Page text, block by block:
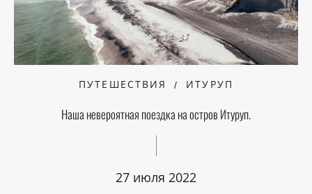
ПУТЕШЕСТВИЯ ИТУРУП
Наша невероятная поездка на остров Итуруп.
27 июля 2022